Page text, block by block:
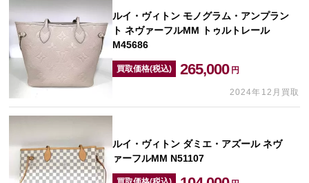
ルイ・ヴィトン モノグラム・アンプラン
ト ネヴァーフルMM トゥルトレール
M45686
買取価格(税込) 265,000 円
2024年12月買取
ルイ・ヴィトン ダミエ・アズール ネヴ
ァーフルMM N51107